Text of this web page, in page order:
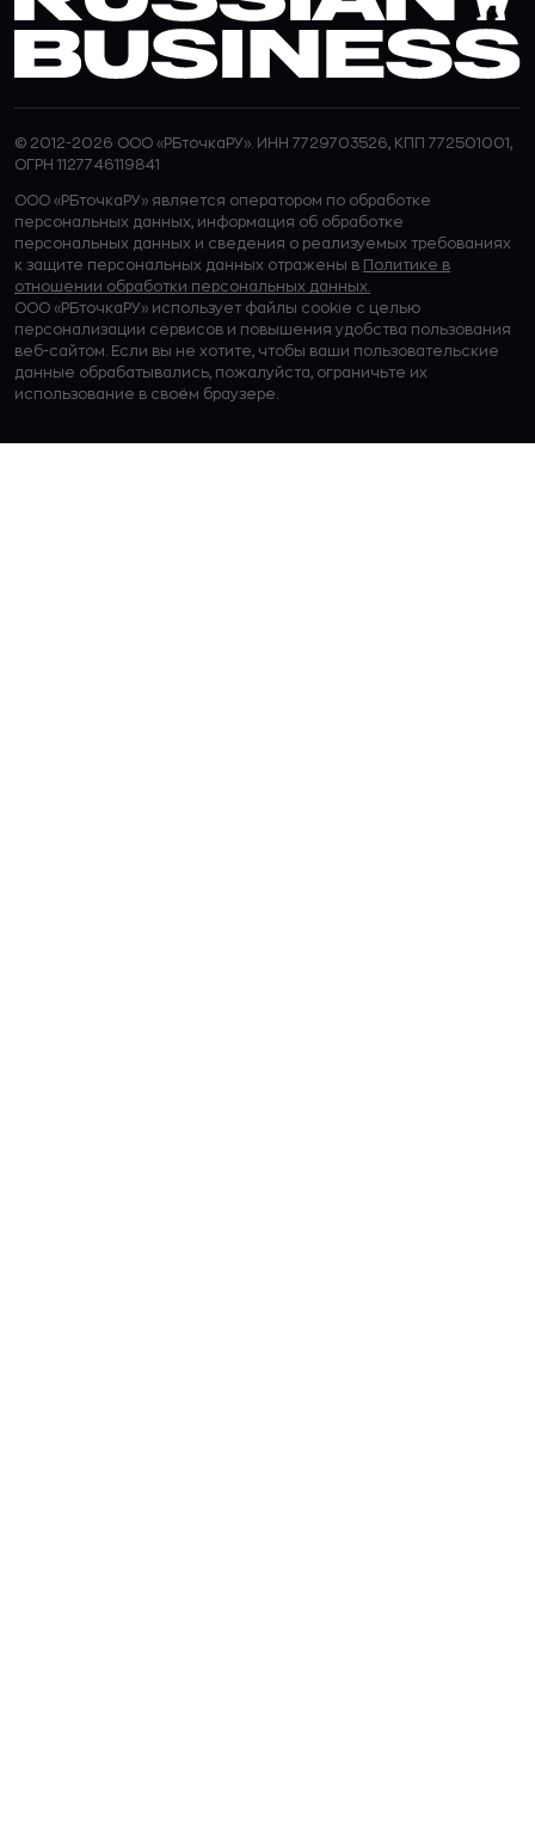
© 2012-2026 ООО «РБточкаРУ». ИНН 7729703526, КПП 772501001,
ОГРН 1127746119841
ООО «РБточкаРУ» является оператором по обработке
персональных данных, информация об обработке
персональных данных и сведения о реализуемых требованиях
к защите персональных данных отражены в
Политике в
отношении обработки персональных данных.
ООО «РБточкаРУ» использует файлы cookie с целью
персонализации сервисов и повышения удобства пользования
веб-сайтом. Если вы не хотите, чтобы ваши пользовательские
данные обрабатывались, пожалуйста, ограничьте их
использование в своём браузере.